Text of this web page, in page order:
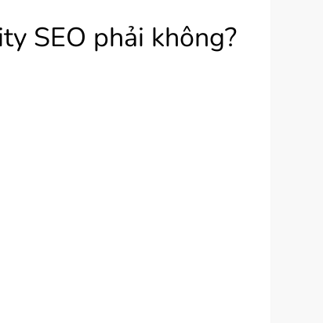
SEO phải không?